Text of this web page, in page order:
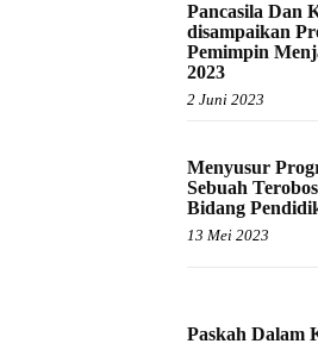
Pancasila Dan
disampaikan
Pemimpin
2023
2 Juni 2023
Menyusur
Sebuah
Bidang
13 Mei 2023
Paskah Dalam